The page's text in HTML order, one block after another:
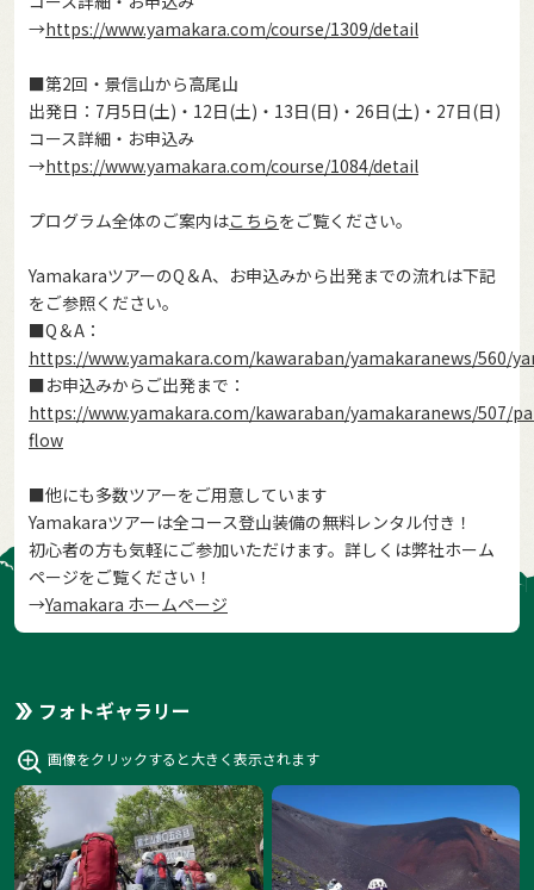
→https://www.yamakara.com/course/1309/detail
■第2回・景信山から高尾山
出発日：7月5日(土)・12日(土)・13日(日)・26日(土)・27日(日)
コース詳細・お申込み
→https://www.yamakara.com/course/1084/detail
プログラム全体のご案内はこちらをご覧ください。
YamakaraツアーのQ＆A、お申込みから出発までの流れは下記
をご参照ください。
■Q＆A：
https://www.yamakara.com/kawaraban/yamakaranews/560/
■お申込みからご出発まで：
https://www.yamakara.com/kawaraban/yamakaranews/507/
flow
■他にも多数ツアーをご用意しています
Yamakaraツアーは全コース登山装備の無料レンタル付き！
初心者の方も気軽にご参加いただけます。詳しくは弊社ホーム
ページをご覧ください！
→Yamakara ホームページ
フォトギャラリー
画像をクリックすると大きく表示されます